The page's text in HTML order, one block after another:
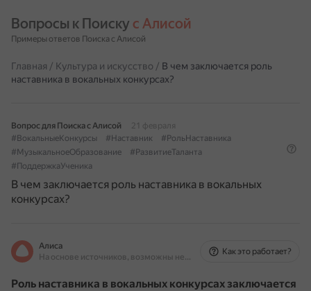
Вопросы к Поиску с Алисой
Примеры ответов Поиска с Алисой
Главная / Культура и искусство / В чем заключается роль
наставника в вокальных конкурсах?
Вопрос для Поиска с Алисой
21 февраля
#ВокальныеКонкурсы
#Наставник
#РольНаставника
#МузыкальноеОбразование
#РазвитиеТаланта
#ПоддержкаУченика
В чем заключается роль наставника в вокальных
конкурсах?
Алиса
На основе источников, возможны неточности
Как это работает?
Роль наставника в вокальных конкурсах заключается